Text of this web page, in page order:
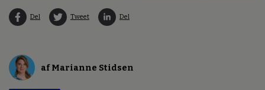
Del Tweet Del
af Marianne Stidsen